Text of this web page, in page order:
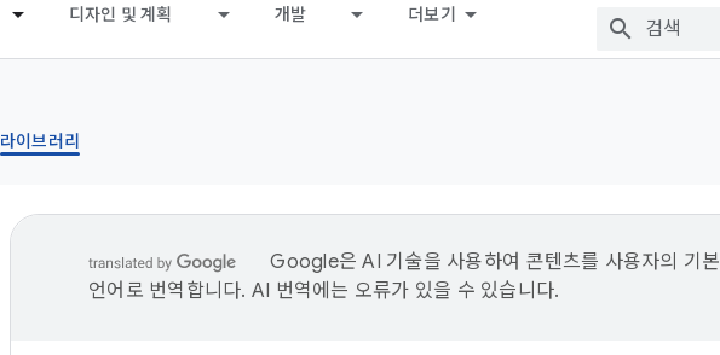
디자인 및 계획 개발 더보기
라이브러리
Google은 AI 기술을 사용하여 콘텐츠를 사용자의 기본
언어로 번역합니다. AI 번역에는 오류가 있을 수 있습니다.